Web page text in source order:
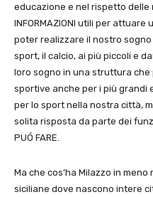
educazione e nel rispetto delle
INFORMAZIONI utili per
poter realizzare il nostro
sport, il calcio, ai più piccoli e
loro sogno in una struttura
sportive anche per i più grandi
per lo sport nella nostra città,
solita risposta da parte dei
PUÓ FARE.
Ma che cos’ha Milazzo in
siciliane dove nascono intere